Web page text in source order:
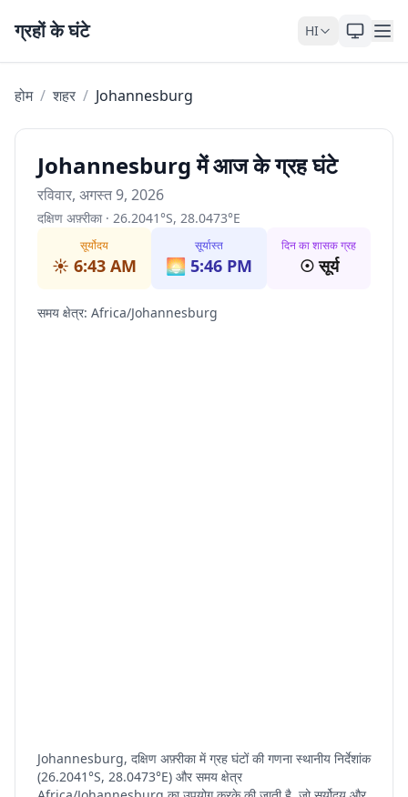
Skip to content
ग्रहों के घंटे HI
होम / शहर / Johannesburg
Johannesburg में आज के ग्रह घंटे
रविवार, अगस्त 9, 2026
दक्षिण अफ़्रीका· 26.2041°S, 28.0473°E
सूर्योदय
☀️ 6:43 AM
सूर्यास्त
🌅 5:46 PM
दिन का शासक ग्रह
☉ सूर्य
समय क्षेत्र: Africa/Johannesburg
Johannesburg, दक्षिण अफ़्रीका में ग्रह घंटों की गणना स्थानीय निर्देशांक
(26.2041°S, 28.0473°E) और समय क्षेत्र